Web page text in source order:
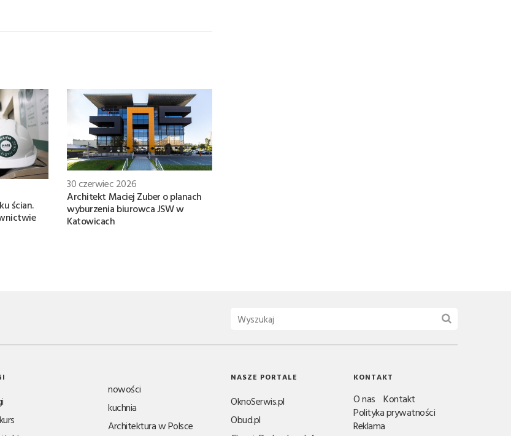
ścian.
30 czerwiec 2026
Architekt Maciej Zuber o planach
wyburzenia biurowca JSW w
Katowicach
nowości
kuchnia
Architektura w Polsce
NASZE PORTALE
OknoSerwis.pl
Obud.pl
KONTAKT
O nas Kontakt
Polityka prywatności
Reklama